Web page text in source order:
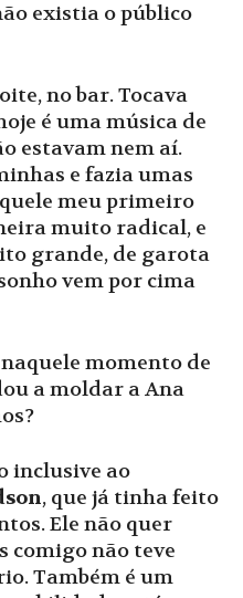
existia o público
no bar. Tocava
é uma música de
estavam nem aí.
e fazia umas
meu primeiro
muito radical, e
grande, de garota
vem por cima
momento de
a moldar a Ana
inclusive ao
, que já tinha feito
Ele não quer
comigo não teve
Também é um